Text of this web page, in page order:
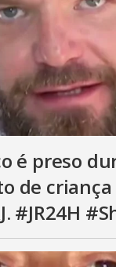
é preso
de criança
#JR24H